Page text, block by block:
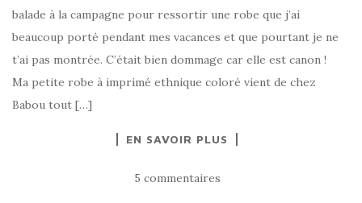
balade à la campagne pour ressortir une robe que j’ai
beaucoup porté pendant mes vacances et que pourtant je ne
t’ai pas montrée. C’était bien dommage car elle est canon !
Ma petite robe à imprimé ethnique coloré vient de chez
Babou tout […]
EN SAVOIR PLUS
5 commentaires